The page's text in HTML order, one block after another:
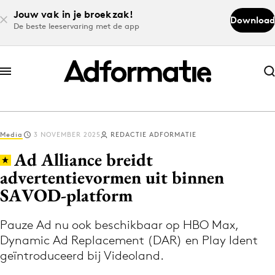
Jouw vak in je broekzak!
De beste leeservaring met de app
Download
Abonneer nu
Abonneer nu
Log in
Download de app
Volg het laatste nieuws via de Adformatie
Nieuws app
Media 3 NOVEMBER 2025 REDACTIE ADFORMATIE
Ad Alliance breidt
advertentievormen uit binnen
SAVOD-platform
Pauze Ad nu ook beschikbaar op HBO Max,
Dynamic Ad Replacement (DAR) en Play Ident
geïntroduceerd bij Videoland.